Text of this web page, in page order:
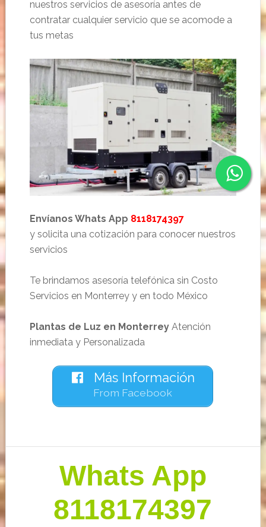
nuestros servicios de asesoría antes de
contratar cualquier servicio que se acomode a
tus metas
Envíanos Whats App 8118174397
y solicita una cotización para conocer nuestros
servicios
Te brindamos asesoría telefónica sin Costo
Servicios en Monterrey y en todo México
Plantas de Luz en MonterreyAtención
inmediata y Personalizada
Más Información
From Facebook
Barra
lateral
primaria
Whats App
8118174397